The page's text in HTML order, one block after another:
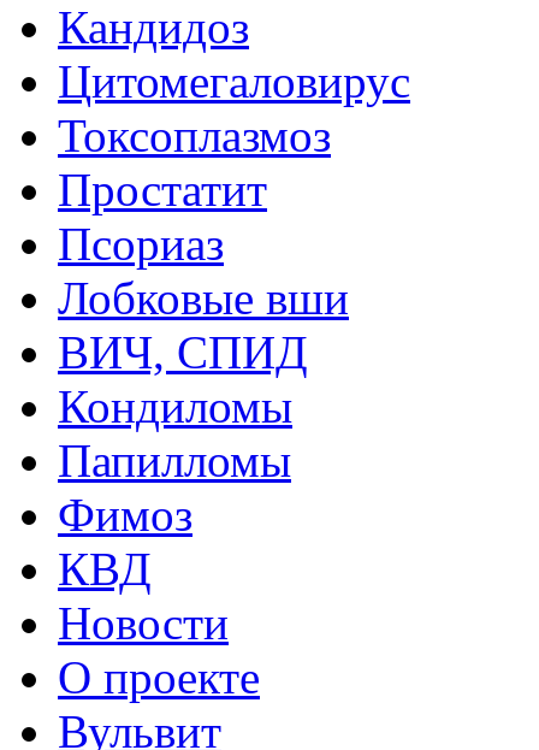
Кандидоз
Цитомегаловирус
Токсоплазмоз
Простатит
Псориаз
Лобковые вши
ВИЧ, СПИД
Кондиломы
Папилломы
Фимоз
КВД
Новости
О проекте
Вульвит